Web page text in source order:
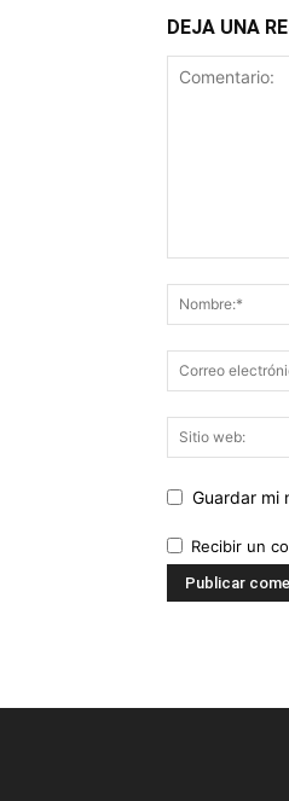
DEJA UNA
Guardar mi
Recibir un